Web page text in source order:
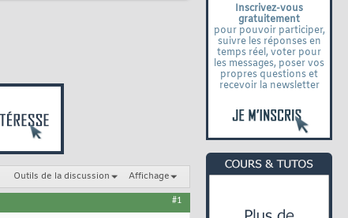
Inscrivez-vous
gratuitement
pour pouvoir participer,
suivre les réponses en
temps réel, voter pour
les messages, poser vos
propres questions et
recevoir la newsletter
Outils de la discussion Affichage
#1